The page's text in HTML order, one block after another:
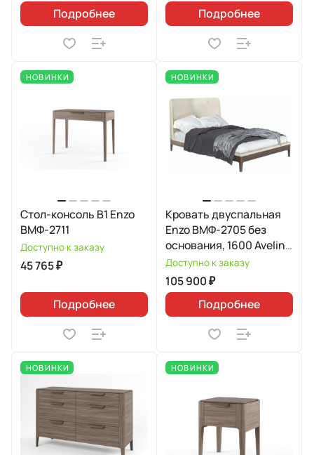
Подробнее Подробнее
НОВИНКИ
Стол-консоль В1 Enzo
ВМФ-2711
Доступно к заказу
45 765 ₽
Подробнее
НОВИНКИ
Кровать двуспальная
Enzo ВМФ-2705 без
основания, 1600 Avelina
9534
Доступно к заказу
105 900 ₽
Подробнее
НОВИНКИ НОВИНКИ